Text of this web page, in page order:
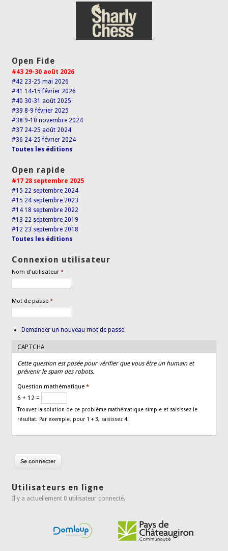
Open Fide
#43 29-30 août 2026
#42 23-25 mai 2026
#41 14-15 février 2026
#40 30-31 août 2025
#39 8-9 février 2025
#38 9-10 novembre 2024
#37 24-25 août 2024
#36 24-25 février 2024
Toutes les éditions
Open rapide
#17 28 septembre 2025
#15 22 septembre 2024
#15 24 septembre 2023
#14 18 septembre 2022
#13 22 septembre 2019
#12 23 septembre 2018
Toutes les éditions
Connexion utilisateur
Nom d'utilisateur*
Mot de passe*
Demander un nouveau mot de passe
CAPTCHA
Cette question est posée pour vérifier que vous être un humain et
prévenir le spam des robots.
Question mathématique*
6 + 12 =
Trouvez la solution de ce problème mathématique simple et saisissez le
résultat. Par exemple, pour 1 + 3, saisissez 4.
Utilisateurs en ligne
Il y a actuellement 0 utilisateur connecté.